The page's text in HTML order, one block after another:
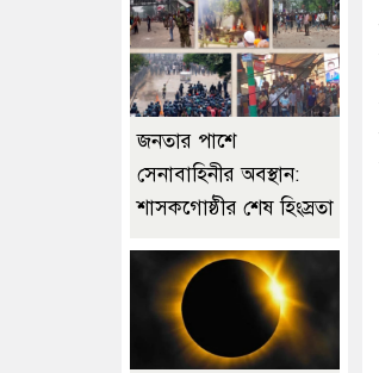
জনতার পাশে
সেনাবাহিনীর অবস্থান:
শাসকগোষ্ঠীর শেষ হিংস্রতা